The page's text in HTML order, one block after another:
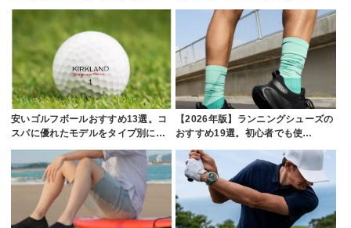
安いゴルフボールおすすめ13選。コ
スパに優れたモデルをタイプ別に…
【2026年版】ランニングシューズの
おすすめ19選。初心者でも使…